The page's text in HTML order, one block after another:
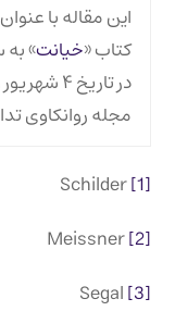
کتاب «خیانت»
در تاریخ ۴ شهریور ۱۳۹۹ توسط
مجله روانکاوی
[1]
Schilder
[2]
Meissner
[3]